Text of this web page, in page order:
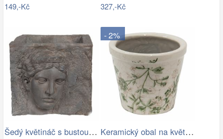
149,-Kč 327,-Kč
Šedý květináč s bustou v antickém stylu…
- 2%
Keramický obal na květináč se zelenými…